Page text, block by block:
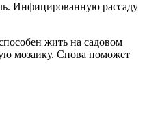
Инфицированную рассаду
жить на садовом
мозаику. Снова поможет